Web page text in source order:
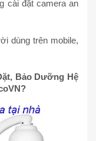
cài đặt camera an
dùng trên mobile,
Bảo Dưỡng Hệ